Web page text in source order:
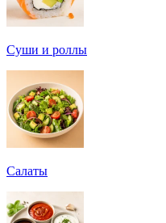
Суши и роллы
Салаты